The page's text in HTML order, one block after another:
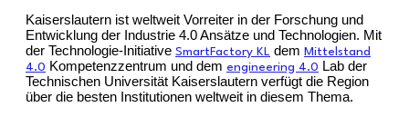
Kaiserslautern ist weltweit Vorreiter in der Forschung und
Entwicklung der Industrie 4.0 Ansätze und Technologien. Mit
der Technologie-Initiative SmartFactory KL dem Mittelstand
4.0 Kompetenzzentrum und dem engineering 4.0 Lab der
Technischen Universität Kaiserslautern verfügt die Region
über die besten Institutionen weltweit in diesem Thema.